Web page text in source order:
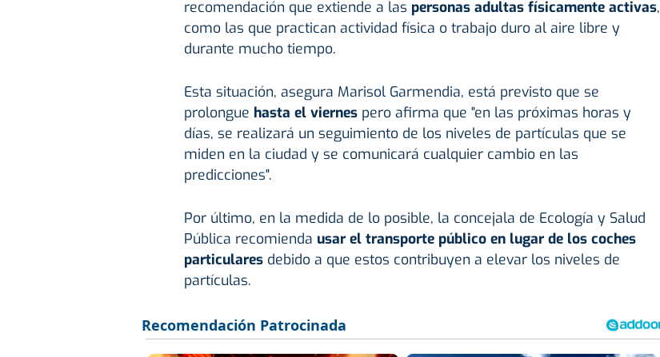
recomendación que extiende a las personas adultas físicamente activas,
como las que practican actividad física o trabajo duro al aire libre y
durante mucho tiempo.
Esta situación, asegura Marisol Garmendia, está previsto que se
prolongue hasta el viernespero afirma que "en las próximas horas y
días, se realizará un seguimiento de los niveles de partículas que se
miden en la ciudad y se comunicará cualquier cambio en las
predicciones".
Por último, en la medida de lo posible, la concejala de Ecología y Salud
Pública recomienda usar el transporte público en lugar de los coches
particularesdebido a que estos contribuyen a elevar los niveles de
partículas.